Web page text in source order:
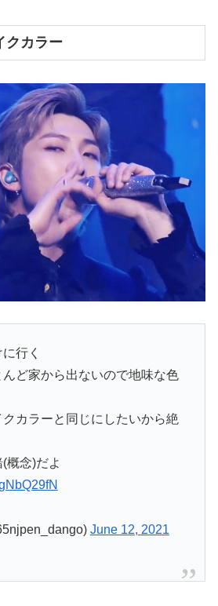
クカラー
行く
ど家から出ないので地味な色
カラーと同じにしたいから絶
概念)だよ
June 12, 2021